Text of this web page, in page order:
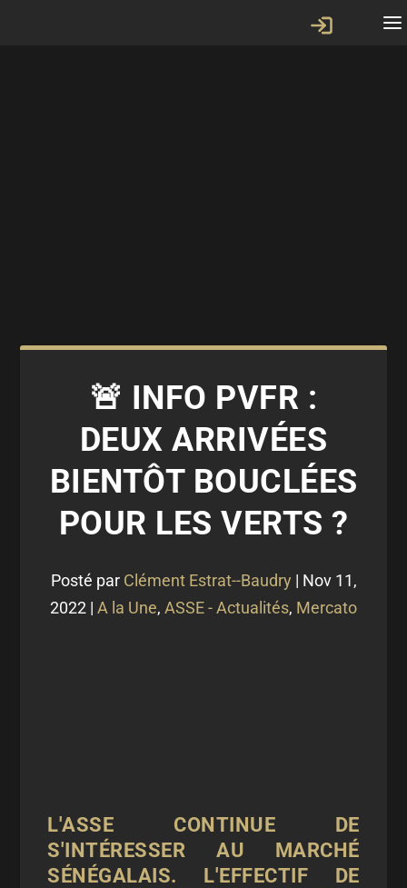
🚨 INFO PVFR :
DEUX ARRIVÉES
BIENTÔT BOUCLÉES
POUR LES VERTS ?
Posté par Clément Estrat--Baudry | Nov 11,
2022 | A la Une, ASSE - Actualités, Mercato
L'ASSE CONTINUE DE
S'INTÉRESSER AU MARCHÉ
SÉNÉGALAIS. L'EFFECTIF DE